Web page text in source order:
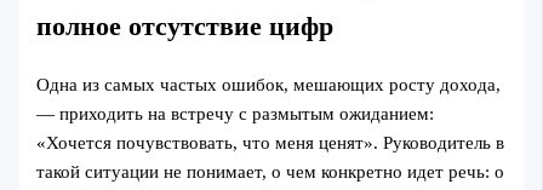
полное отсутствие цифр
Одна из самых частых ошибок, мешающих росту дохода,
— приходить на встречу с размытым ожиданием:
«Хочется почувствовать, что меня ценят». Руководитель в
такой ситуации не понимает, о чем конкретно идет речь: о